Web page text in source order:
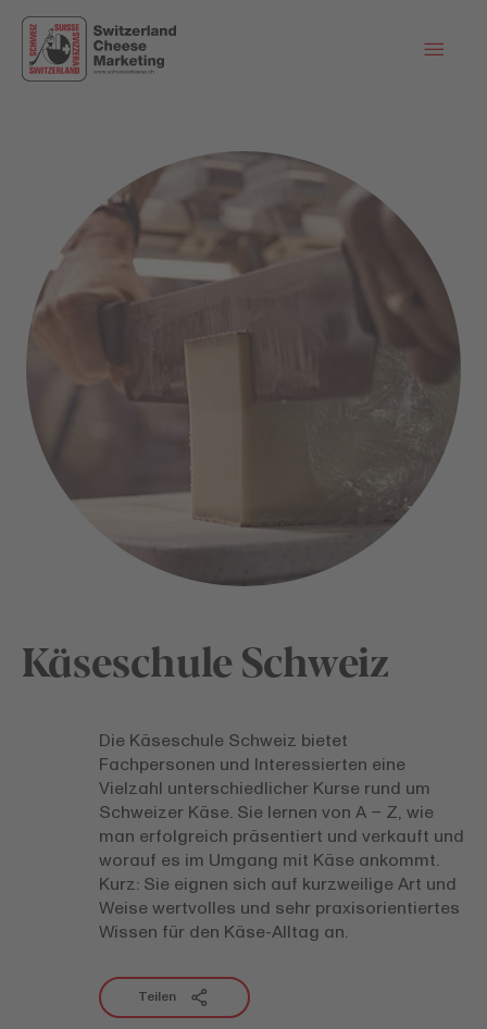
Käseschule Schweiz
Die Käseschule Schweiz bietet
Fachpersonen und Interessierten eine
Vielzahl unterschiedlicher Kurse rund um
Schweizer Käse. Sie lernen von A – Z, wie
man erfolgreich präsentiert und verkauft und
worauf es im Umgang mit Käse ankommt.
Kurz: Sie eignen sich auf kurzweilige Art und
Weise wertvolles und sehr praxisorientiertes
Wissen für den Käse-Alltag an.
Teilen